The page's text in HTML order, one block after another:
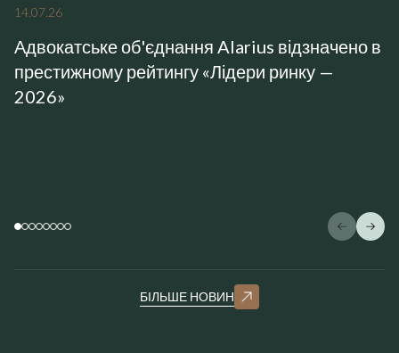
14.07.26
Адвокатське об'єднання Alarius відзначено в
престижному рейтингу «Лідери ринку —
2026»
БІЛЬШЕ НОВИН